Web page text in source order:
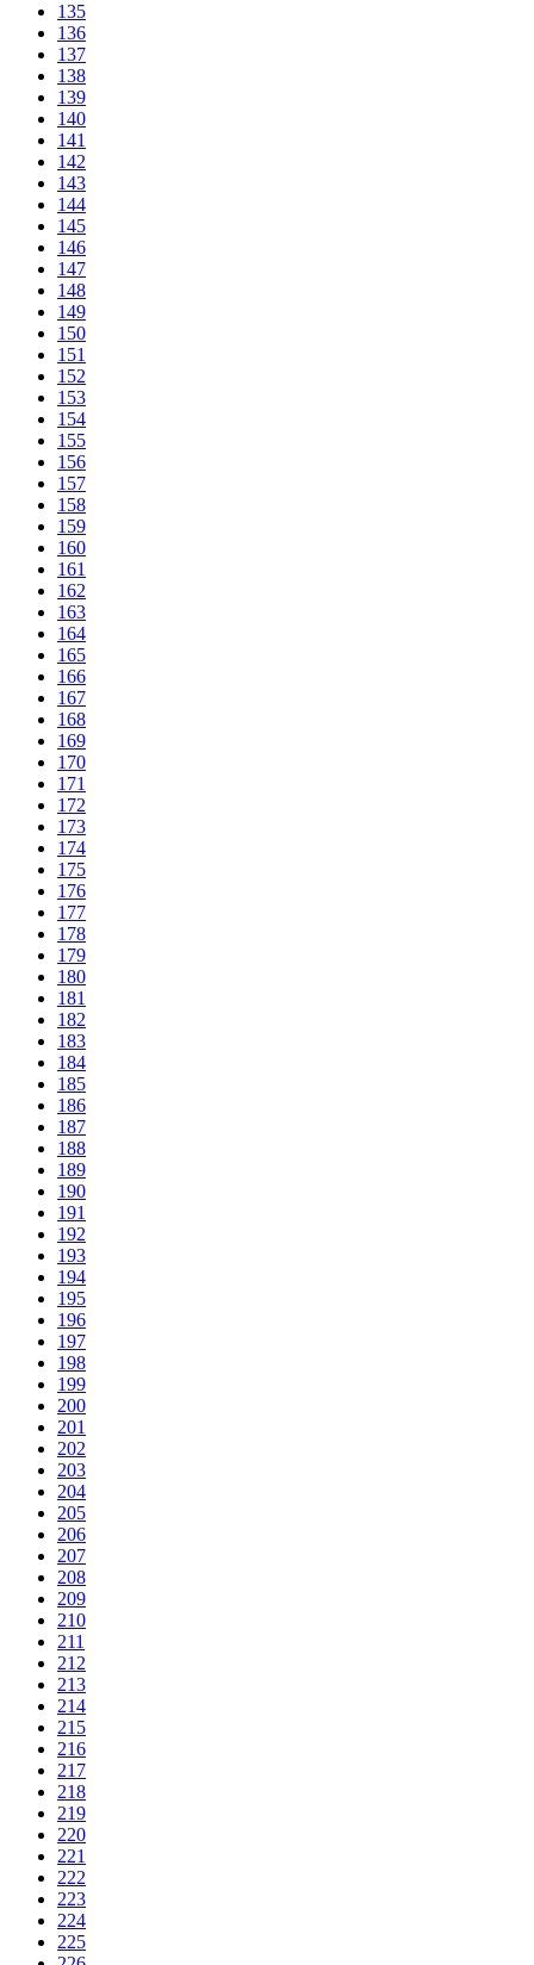
135
136
137
138
139
140
141
142
143
144
145
146
147
148
149
150
151
152
153
154
155
156
157
158
159
160
161
162
163
164
165
166
167
168
169
170
171
172
173
174
175
176
177
178
179
180
181
182
183
184
185
186
187
188
189
190
191
192
193
194
195
196
197
198
199
200
201
202
203
204
205
206
207
208
209
210
211
212
213
214
215
216
217
218
219
220
221
222
223
224
225